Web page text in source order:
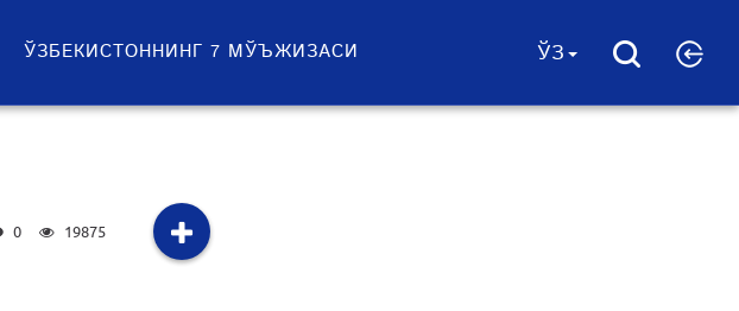
ЎЗБЕКИСТОННИНГ 7 МЎЪЖИЗАСИ ЎЗ
0 19875